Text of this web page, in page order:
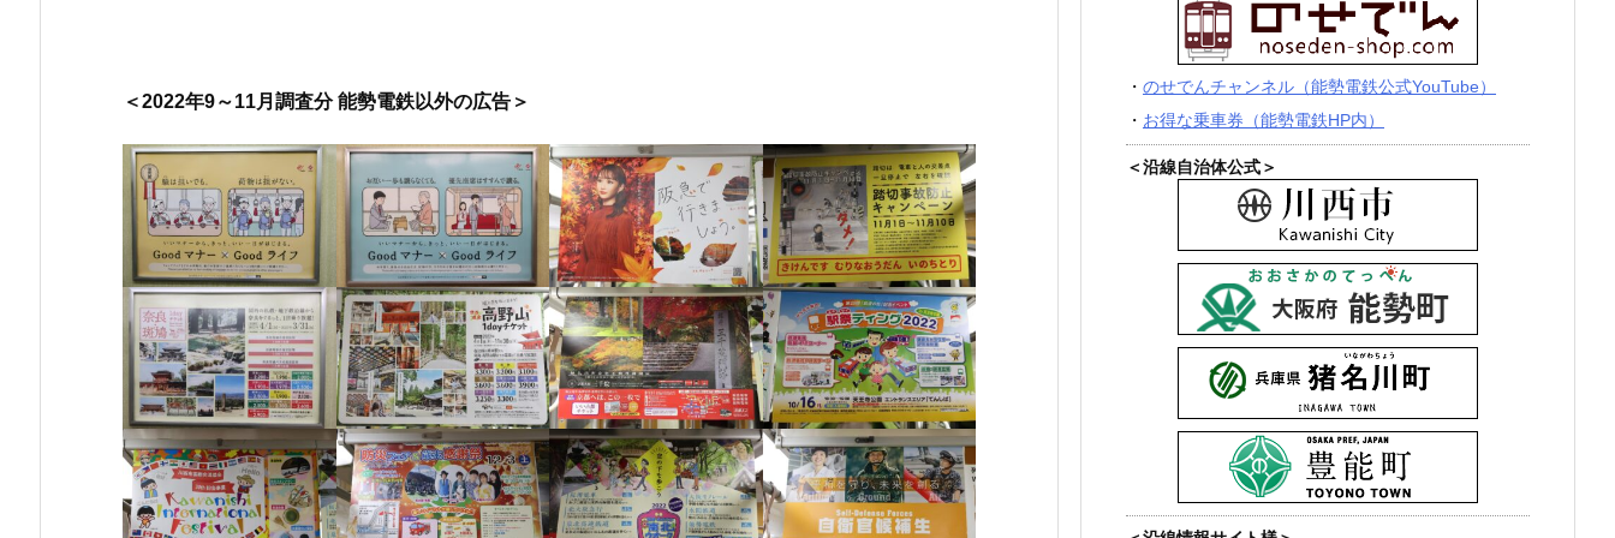
＜2022年9～11月調査分 能勢電鉄以外の広告＞
・ のせでんチャンネル（能勢電鉄公式YouTube）
・ お得な乗車券（能勢電鉄HP内）
＜沿線自治体公式＞